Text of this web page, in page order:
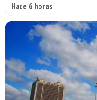
Hace 6 horas